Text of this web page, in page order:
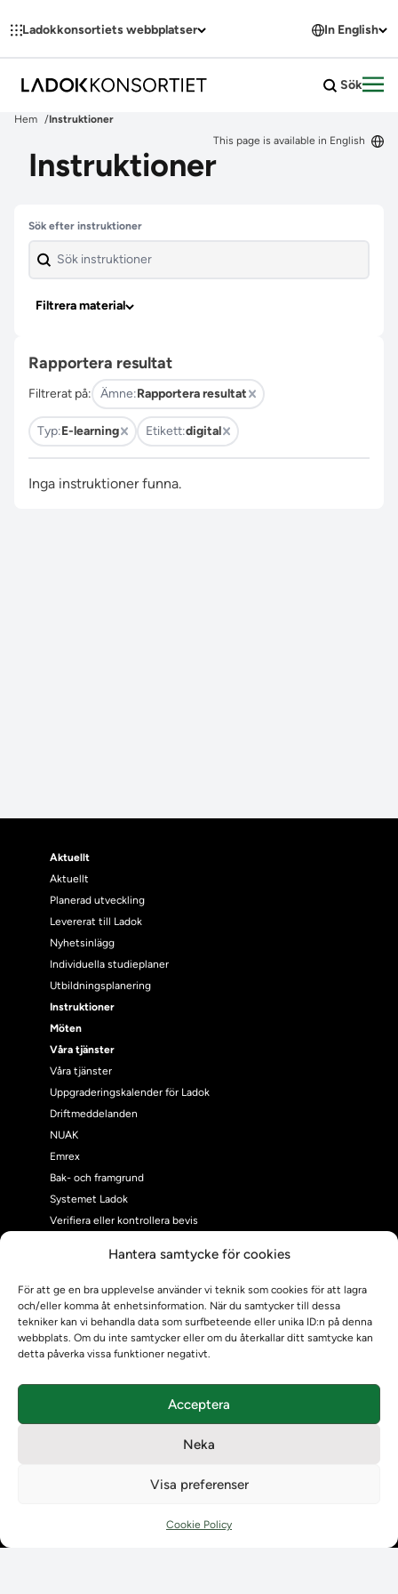
Hantera samtycke för cookies
För att ge en bra upplevelse använder vi teknik som cookies för att lagra
och/eller komma åt enhetsinformation. När du samtycker till dessa
tekniker kan vi behandla data som surfbeteende eller unika ID:n på denna
webbplats. Om du inte samtycker eller om du återkallar ditt samtycke kan
detta påverka vissa funktioner negativt.
Acceptera
Neka
Visa preferenser
Cookie Policy
Ladokkonsortiets webbplatser In English
Sök
Hem
Instruktioner
This page is available in English
Instruktioner
Hoppa över filter
Sök efter instruktioner
Filtrera material
Rapportera resultat
Filtrerat på: Ämne:Rapportera resultat
Typ:E-learning Etikett:digital
Inga instruktioner funna.
Aktuellt
Aktuellt
Planerad utveckling
Levererat till Ladok
Nyhetsinlägg
Individuella studieplaner
Utbildningsplanering
Instruktioner
Möten
Våra tjänster
Våra tjänster
Uppgraderingskalender för Ladok
Driftmeddelanden
NUAK
Emrex
Bak- och framgrund
Systemet Ladok
Verifiera eller kontrollera bevis
Om oss
Om Ladokkonsortiet
Ladokkonsortiet internationellt
Vision, strategi och produktplan
Kontaktuppgifter för studenters Ladoksupport